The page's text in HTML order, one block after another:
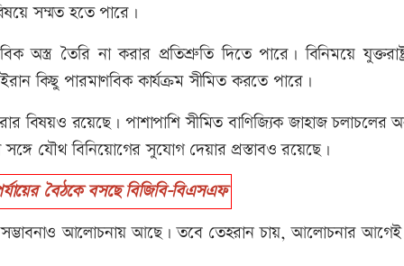
সম্মত হতে পারে।
তৈরি না করার প্রতিশ্রুতি দিতে পারে। বিনিময়ে
কিছু পারমাণবিক কার্যক্রম সীমিত করতে পারে।
বিষয়ও রয়েছে। পাশাপাশি সীমিত বাণিজ্যিক জাহাজ চলাচলের
যৌথ বিনিয়োগের সুযোগ দেয়ার প্রস্তাবও রয়েছে।
বৈঠকে বসছে বিজিবি-বিএসএফ
সম্ভাবনাও আলোচনায় আছে। তবে তেহরান চায়, আলোচনার